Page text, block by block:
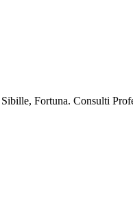
Fortuna. Consulti